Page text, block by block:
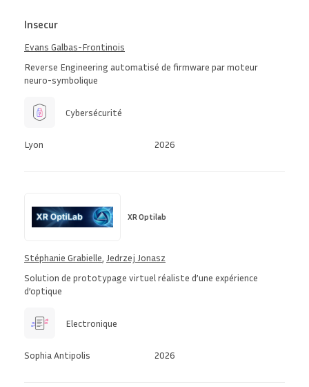
Insecur
Evans Galbas-Frontinois
Reverse Engineering automatisé de firmware par moteur
neuro-symbolique
Cybersécurité
Lyon 2026
XR Optilab
Stéphanie Grabielle Jedrzej Jonasz
Solution de prototypage virtuel réaliste d’une expérience
d’optique
Electronique
Sophia Antipolis 2026